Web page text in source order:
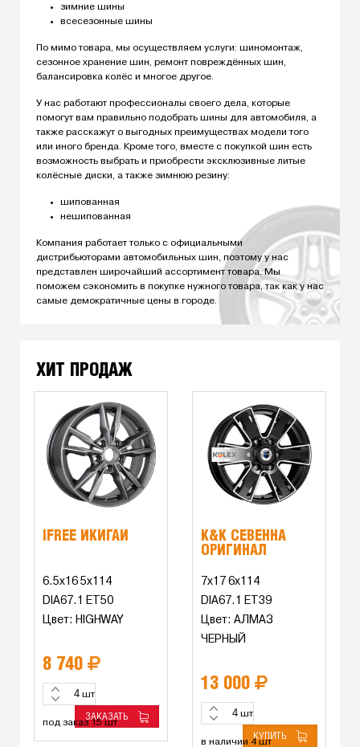
зимние шины
всесезонные шины
По мимо товара, мы осуществляем услуги: шиномонтаж,
сезонное хранение шин, ремонт повреждённых шин,
балансировка колёс и многое другое.
У нас работают профессионалы своего дела, которые
помогут вам правильно подобрать шины для автомобиля, а
также расскажут о выгодных преимуществах модели того
или иного бренда. Кроме того, вместе с покупкой шин есть
возможность выбрать и приобрести эксклюзивные литые
колёсные диски, а также зимнюю резину:
шипованная
нешипованная
Компания работает только с официальными
дистрибьюторами автомобильных шин, поэтому у нас
представлен широчайший ассортимент товара. Мы
поможем сэкономить в покупке нужного товара, так как у нас
самые демократичные цены в городе.
ХИТ ПРОДАЖ
IFREE ИКИГАЙ
6.5x16 5x114
DIA67.1 ET50
Цвет: HIGHWAY
8 740
шт
ЗАКАЗАТЬ
под заказ 15 шт
K&K СЕВЕННА
ОРИГИНАЛ
7x17 6x114
DIA67.1 ET39
Цвет: АЛМАЗ
ЧЕРНЫЙ
13 000
шт
КУПИТЬ
в наличии 4 шт